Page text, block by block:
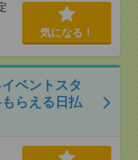
気になる！
ベントスタ
らえる日払